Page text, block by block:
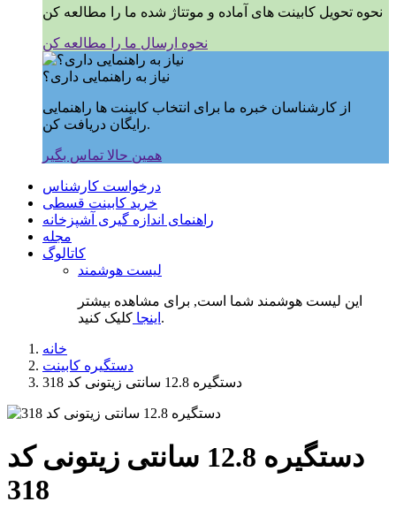
نحوه تحویل کابینت های آماده و موتتاژ شده ما را مطالعه کن
نحوه ارسال ما را مطالعه کن
نیاز به راهنمایی داری؟
از کارشناسان خبره ما برای انتخاب کابینت ها راهنمایی
رایگان دریافت کن.
همین حالا تماس بگیر
درخواست کارشناس
خرید کابینت قسطی
راهنمای اندازه گیری آشپزخانه
مجله
کاتالوگ
لیست هوشمند
این لیست هوشمند شما است, برای مشاهده بیشتر
اینجا کلیک کنید.
خانه
دستگیره کابینت
دستگیره 12.8 سانتی زیتونی کد 318
دستگیره 12.8 سانتی زیتونی کد
318